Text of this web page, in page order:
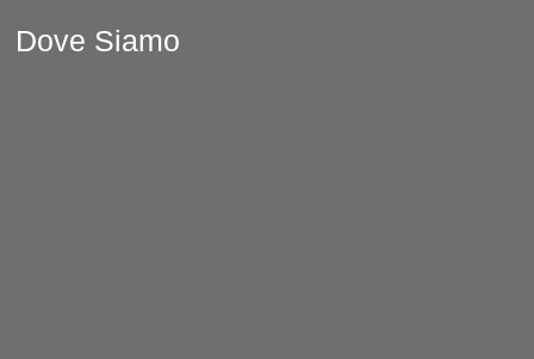
Dove Siamo